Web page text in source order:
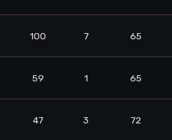
100 7 65
59 1 65
47 3 72